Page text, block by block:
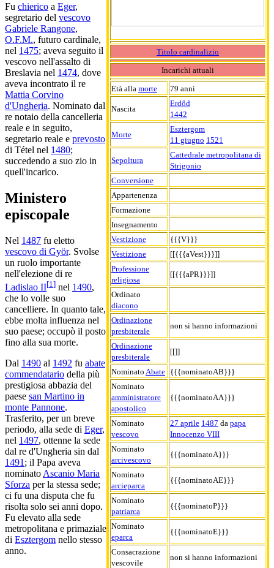
Titolo cardinalizio
Incarichi attuali
Età alla morte 79 anni
Nascita
Erdőd
1442
Morte
Esztergom
11 giugno 1521
Sepoltura
Cattedrale metropolitana di
Strigonio
Conversione
Appartenenza
Formazione
Insegnamento
Vestizione
{{{V}}}
Vestizione
[[{{{aVest}}}]]
Professione
religiosa
[[{{{aPR}}}]]
Ordinato
diacono
Ordinazione
presbiterale
non si hanno informazioni
Ordinazione
presbiterale
[[]]
Nominato Abate {{{nominatoAB}}}
Nominato
amministratore
apostolico
{{{nominatoAA}}}
Nominato
vescovo
27 aprile 1487 da papa
Innocenzo VIII
Nominato
arcivescovo
{{{nominatoA}}}
Nominato
arcieparca
{{{nominatoAE}}}
Nominato
patriarca
{{{nominatoP}}}
Nominato
eparca
{{{nominatoE}}}
Consacrazione
vescovile
non si hanno informazioni
Fu chierico a Eger,
segretario del vescovo
Gabriele Rangone,
O.F.M., futuro cardinale,
nel 1475; aveva seguito il
vescovo nell'assalto di
Breslavia nel 1474, dove
aveva incontrato il re
Mattia Corvino
d'Ungheria. Nominato dal
re notaio della cancelleria
reale e in seguito,
segretario reale e prevosto
di Tétel nel 1480;
succedendo a suo zio in
quell'incarico.
Ministero
episcopale
Nel 1487 fu eletto
vescovo di Györ. Svolse
un ruolo importante
nell'elezione di re
Ladislao II[1] nel 1490,
che lo volle suo
cancelliere. In quanto tale,
ebbe molta influenza nel
suo paese; occupò il posto
fino alla sua morte.
Dal 1490 al 1492 fu abate
commendatario della più
prestigiosa abbazia del
paese san Martino in
monte Pannone.
Trasferito, per un breve
periodo, alla sede di Eger,
nel 1497, ottenne la sede
dal re d'Ungheria sin dal
1491 ; il Papa aveva
nominato Ascanio Maria
Sforza per la stessa sede;
ci fu una disputa che fu
risolta solo sei anni dopo.
Fu elevato alla sede
metropolitana e primaziale
di Esztergom nello stesso
anno.